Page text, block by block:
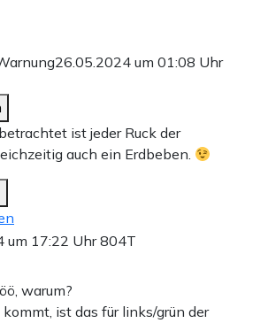
26.05.2024 um 01:08 Uhr
ist jeder Ruck der
auch ein Erdbeben.
um 17:22 Uhr804T
warum?
ist das für links/grün der